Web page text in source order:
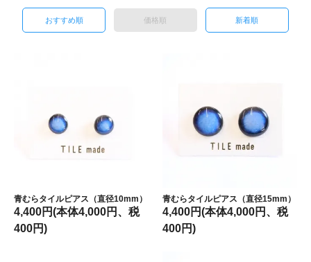
おすすめ順 価格順 新着順
青むらタイルピアス（直径10mm）
4,400円(本体4,000円、税
400円)
青むらタイルピアス（直径15mm）
4,400円(本体4,000円、税
400円)